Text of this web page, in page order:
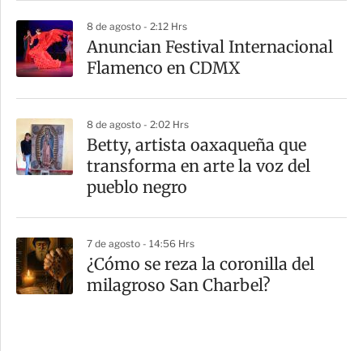
8 de agosto - 2:12 Hrs
Anuncian Festival Internacional
Flamenco en CDMX
8 de agosto - 2:02 Hrs
Betty, artista oaxaqueña que
transforma en arte la voz del
pueblo negro
7 de agosto - 14:56 Hrs
¿Cómo se reza la coronilla del
milagroso San Charbel?